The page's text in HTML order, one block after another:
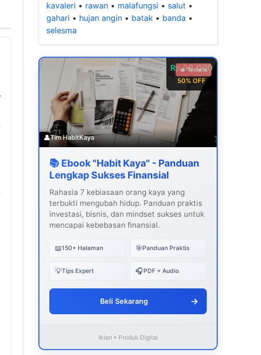
kavaleri • rawan • malafungsi • salut •
gahari • hujan angin • batak • banda •
selesma
Rp 99.000
50% OFF
🔥 Terlaris
👤Tim HabitKaya
📚 Ebook "Habit Kaya" - Panduan
Lengkap Sukses Finansial
Rahasia 7 kebiasaan orang kaya yang
terbukti mengubah hidup. Panduan praktis
investasi, bisnis, dan mindset sukses untuk
mencapai kebebasan finansial.
📖150+ Halaman 🎯Panduan Praktis
💡Tips Expert 🎧PDF + Audio
Beli Sekarang →
Iklan • Produk Digital